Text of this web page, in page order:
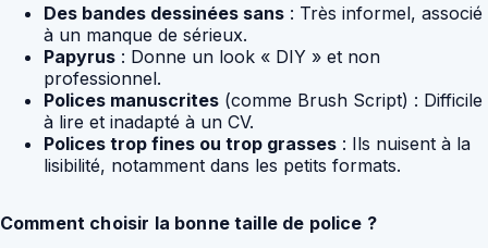
Des bandes dessinées sans : Très informel, associé
à un manque de sérieux.
Papyrus : Donne un look « DIY » et non
professionnel.
Polices manuscrites (comme Brush Script) : Difficile
à lire et inadapté à un CV.
Polices trop fines ou trop grasses : Ils nuisent à la
lisibilité, notamment dans les petits formats.
Comment choisir la bonne taille de police ?